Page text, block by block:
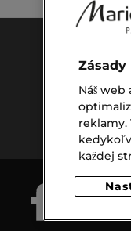
Doprava
zadarmo
nad €39,-
Zásady
Náš
reklamy.
každej